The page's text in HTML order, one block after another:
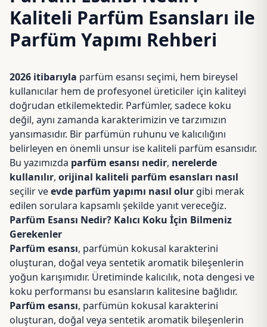
Kaliteli Parfüm Esansları ile
Parfüm Yapımı Rehberi
2026 itibarıyla parfüm esansı seçimi, hem bireysel
kullanıcılar hem de profesyonel üreticiler için kaliteyi
doğrudan etkilemektedir. Parfümler, sadece koku
değil, aynı zamanda karakterimizin ve tarzımızın
yansımasıdır. Bir parfümün ruhunu ve kalıcılığını
belirleyen en önemli unsur ise kaliteli parfüm esansıdır.
Bu yazımızda parfüm esansı nedir, nerelerde
kullanılır, orijinal kaliteli parfüm esansları nasıl
seçilir veevde parfüm yapımı nasıl olur gibi merak
edilen sorulara kapsamlı şekilde yanıt vereceğiz.
Parfüm Esansı Nedir? Kalıcı Koku İçin Bilmeniz
Gerekenler
Parfüm esansı, parfümün kokusal karakterini
oluşturan, doğal veya sentetik aromatik bileşenlerin
yoğun karışımıdır. Üretiminde kalıcılık, nota dengesi ve
koku performansı bu esansların kalitesine bağlıdır.
Parfüm esansı, parfümün kokusal karakterini
oluşturan, doğal veya sentetik aromatik bileşenlerin